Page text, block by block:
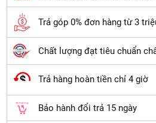
Trả góp 0% đơn hàng từ 3
Chất lượng đạt tiêu chuẩn
Trả hàng hoàn tiền chỉ 4 giờ
Bảo hành đổi trả 15 ngày